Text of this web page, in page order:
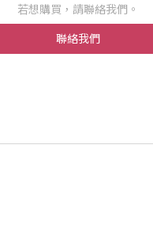
若想購買，請聯絡我們。
聯絡我們